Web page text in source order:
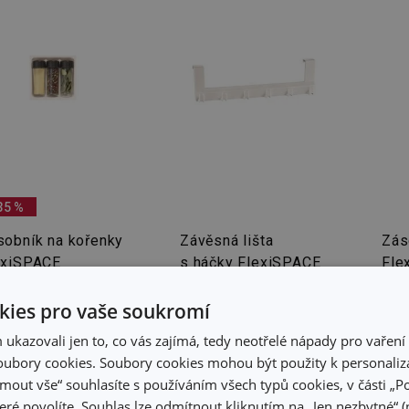
%
na kořenky
Kč
Kč
v e-shopu
v 112
Závěsná lišta
s háčky FlexiSPACE
129 Kč
Skladem v e-shopu
Skladem v 100
prodejnách
pro vaše soukromí
ukazovali jen to, co vás zajímá, tedy neotřelé nápady pro
cookies. Soubory cookies mohou být použity k
vše“ souhlasíte s používáním všech typů cookies, v části